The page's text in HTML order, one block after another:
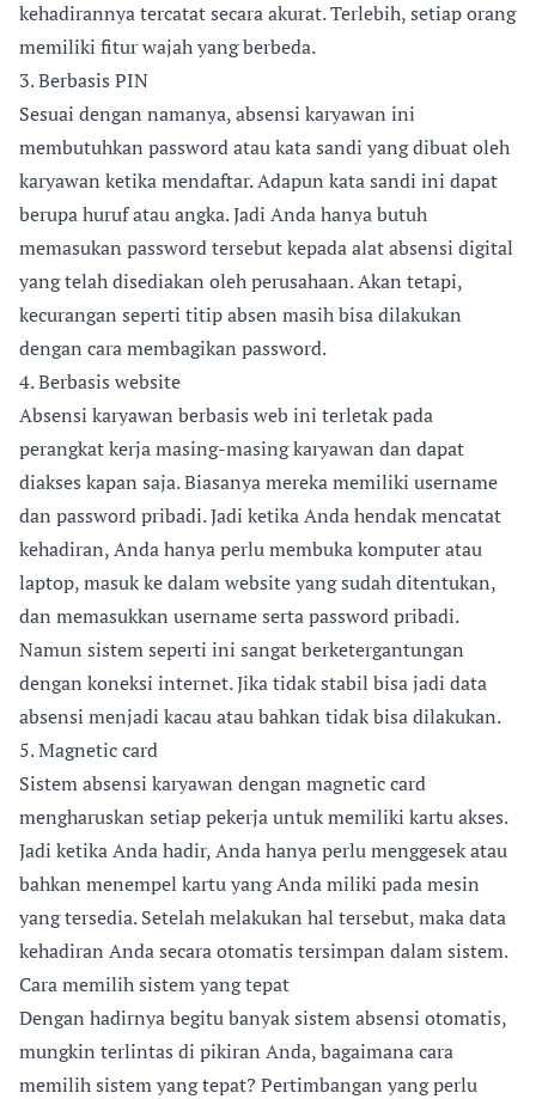
kehadirannya tercatat secara akurat. Terlebih, setiap orang
memiliki fitur wajah yang berbeda.
3. Berbasis PIN
Sesuai dengan namanya, absensi karyawan ini
membutuhkan password atau kata sandi yang dibuat oleh
karyawan ketika mendaftar. Adapun kata sandi ini dapat
berupa huruf atau angka. Jadi Anda hanya butuh
memasukan password tersebut kepada alat absensi digital
yang telah disediakan oleh perusahaan. Akan tetapi,
kecurangan seperti titip absen masih bisa dilakukan
dengan cara membagikan password.
4. Berbasis website
Absensi karyawan berbasis web ini terletak pada
perangkat kerja masing-masing karyawan dan dapat
diakses kapan saja. Biasanya mereka memiliki username
dan password pribadi. Jadi ketika Anda hendak mencatat
kehadiran, Anda hanya perlu membuka komputer atau
laptop, masuk ke dalam website yang sudah ditentukan,
dan memasukkan username serta password pribadi.
Namun sistem seperti ini sangat berketergantungan
dengan koneksi internet. Jika tidak stabil bisa jadi data
absensi menjadi kacau atau bahkan tidak bisa dilakukan.
5. Magnetic card
Sistem absensi karyawan dengan magnetic card
mengharuskan setiap pekerja untuk memiliki kartu akses.
Jadi ketika Anda hadir, Anda hanya perlu menggesek atau
bahkan menempel kartu yang Anda miliki pada mesin
yang tersedia. Setelah melakukan hal tersebut, maka data
kehadiran Anda secara otomatis tersimpan dalam sistem.
Cara memilih sistem yang tepat
Dengan hadirnya begitu banyak sistem absensi otomatis,
mungkin terlintas di pikiran Anda, bagaimana cara
memilih sistem yang tepat? Pertimbangan yang perlu